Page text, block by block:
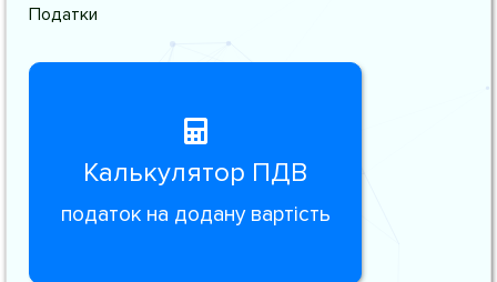
Податки
Калькулятор ПДВ
податок на додану вартість